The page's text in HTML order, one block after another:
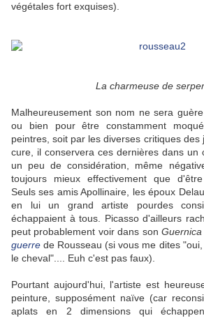
végétales fort exquises).
La charmeuse de
Malheureusement son nom ne sera
ou bien pour être constamment
peintres, soit par les diverses critiques des
cure, il conservera ces dernières dans un
un peu de considération, même
toujours mieux effectivement que
Seuls ses amis Apollinaire, les époux
en lui un grand artiste pourdes
échappaient à tous. Picasso d'ailleurs
peut probablement voir dans sonGuernica
guerre de Rousseau (si vous me dites
le cheval".... Euh c'est pas faux).
Pourtant aujourd'hui, l'artiste est
peinture, supposément naïve (car
aplats en 2 dimensions qui